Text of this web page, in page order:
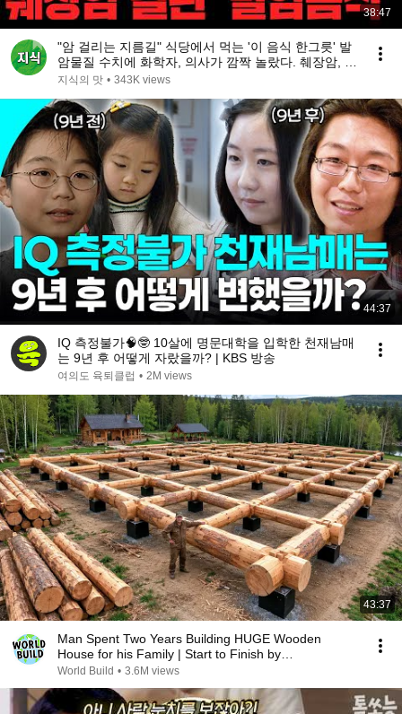
38:47
"암 걸리는 지름길" 식당에서 먹는 '이 음식 한그릇' 발
암물질 수치에 화학자, 의사가 깜짝 놀랐다. 췌장암, 치
매 걸리기 싫다면 절대 먹지 마세요 (암 명강의)
지식의 맛 • 343K views
44:37
IQ 측정불가🧠🤓 10살에 명문대학을 입학한 천재남매
는 9년 후 어떻게 자랐을까? | KBS 방송
여의도 육퇴클럽 • 2M views
43:37
Man Spent Two Years Building HUGE Wooden
House for his Family | Start to Finish by
@bjornbrenton
World Build • 3.6M views